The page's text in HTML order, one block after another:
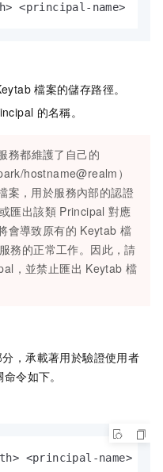
<principal-name>
檔案的儲存路徑。
的名稱。
務都維護了自己的
hostname@realm）
案，用於服務內部的認證
匯出該類 Principal 對應
會導致原有的 Keytab 檔
務的正常工作。因此，請
，並禁止匯出 Keytab 檔
，承載著用於驗證使用者
令如下。
<principal-name>